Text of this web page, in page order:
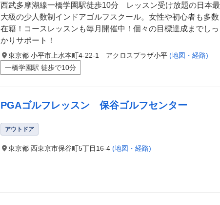
西武多摩湖線一橋学園駅徒歩10分 レッスン受け放題の日本最
大級の少人数制インドアゴルフスクール。女性や初心者も多数
在籍！コースレッスンも毎月開催中！個々の目標達成までしっ
かりサポート！
東京都 小平市上水本町4-22-1 アクロスプラザ小平 (地図・経路)
一橋学園駅 徒歩で10分
PGAゴルフレッスン 保谷ゴルフセンター
アウトドア
東京都 西東京市保谷町5丁目16-4 (地図・経路)